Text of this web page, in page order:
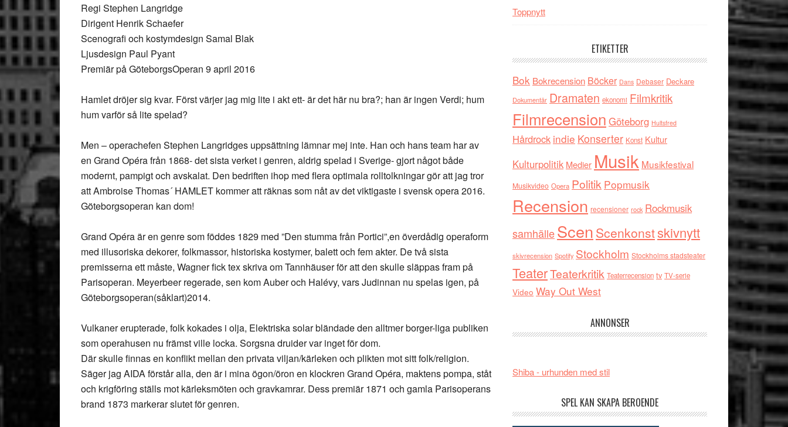
Regi Stephen Langridge
Dirigent Henrik Schaefer
Scenografi och kostymdesign Samal Blak
Ljusdesign Paul Pyant
Premiär på GöteborgsOperan 9 april 2016
Hamlet dröjer sig kvar. Först värjer jag mig lite i akt ett- är det här nu bra?; han är ingen Verdi; hum
hum varför så lite spelad?
Men – operachefen Stephen Langridges uppsättning lämnar mej inte. Han och hans team har av
en Grand Opéra från 1868- det sista verket i genren, aldrig spelad i Sverige- gjort något både
modernt, pampigt och avskalat. Den bedriften ihop med flera optimala rolltolkningar gör att jag tror
att Ambroise Thomas´ HAMLET kommer att räknas som nåt av det viktigaste i svensk opera 2016.
Göteborgsoperan kan dom!
Grand Opéra är en genre som föddes 1829 med ”Den stumma från Portici”,en överdådig operaform
med illusoriska dekorer, folkmassor, historiska kostymer, balett och fem akter. De två sista
premisserna ett måste, Wagner fick tex skriva om Tannhäuser för att den skulle släppas fram på
Parisoperan. Meyerbeer regerade, sen kom Auber och Halévy, vars Judinnan nu spelas igen, på
Göteborgsoperan(såklart)2014.
Vulkaner erupterade, folk kokades i olja, Elektriska solar bländade den alltmer borger-liga publiken
som operahusen nu främst ville locka. Sorgsna druider var inget för dom.
Där skulle finnas en konflikt mellan den privata viljan/kärleken och plikten mot sitt folk/religion.
Säger jag AIDA förstår alla, den är i mina ögon/öron en klockren Grand Opéra, maktens pompa, ståt
och krigföring ställs mot kärleksmöten och gravkamrar. Dess premiär 1871 och gamla Parisoperans
brand 1873 markerar slutet för genren.
Toppnytt
ETIKETTER
Bok Bokrecension Böcker Dans Debaser Deckare
Dokumentär Dramaten ekonomi Filmkritik
Filmrecension Göteborg Hultsfred
Hårdrock indie Konserter Konst Kultur
Kulturpolitik Medier Musik Musikfestival
Musikvideo Opera Politik Popmusik
Recension recensioner rock Rockmusik
samhälleScen Scenkonstskivnytt
skivrecension Spotify Stockholm Stockholms stadsteater
TeaterTeaterkritik Teaterrecension tv TV-serie
Video Way Out West
ANNONSER
Shiba - urhunden med stil
SPEL KAN SKAPA BEROENDE